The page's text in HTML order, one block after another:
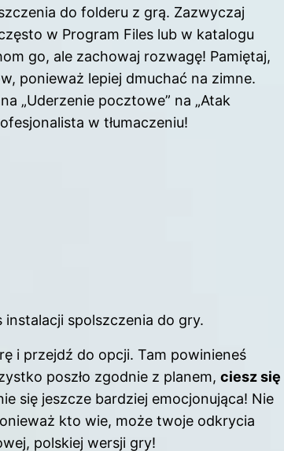
do folderu z grą. Zazwyczaj
w Program Files lub w katalogu
go, ale zachowaj rozwagę! Pamiętaj,
ponieważ lepiej dmuchać na zimne.
„Uderzenie pocztowe” na „Atak
w tłumaczeniu!
spolszczenia do gry.
i przejdź do opcji. Tam powinieneś
poszło zgodnie z planem, ciesz się
się jeszcze bardziej emocjonująca! Nie
kto wie, może twoje odkrycia
polskiej wersji gry!